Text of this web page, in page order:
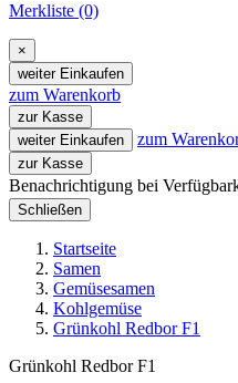
Merkliste (0)
×
weiter Einkaufen
zum Warenkorb
zur Kasse
weiter Einkaufen
zum
zur Kasse
Benachrichtigung bei
Schließen
Startseite
Samen
Gemüsesamen
Kohlgemüse
Grünkohl Redbor F1
Grünkohl Redbor F1